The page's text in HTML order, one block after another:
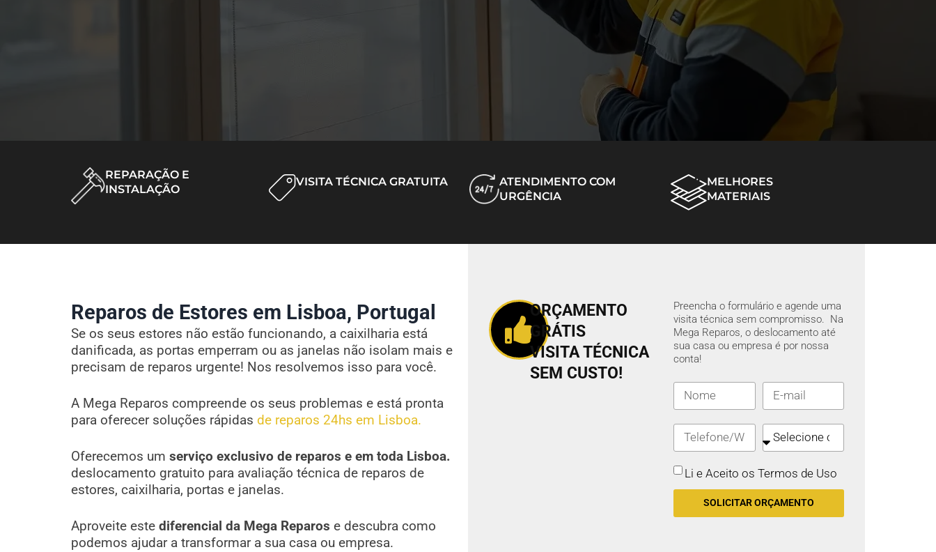
REPARAÇÃO E
INSTALAÇÃO
VISITA TÉCNICA GRATUITA
ATENDIMENTO COM
URGÊNCIA
MELHORES
MATERIAIS
Reparos de Estores em Lisboa, Portugal
Se os seus estores não estão funcionando, a caixilharia está
danificada, as portas emperram ou as janelas não isolam mais e
precisam de reparos urgente! Nos resolvemos isso para você.
A Mega Reparos compreende os seus problemas e está pronta
para oferecer soluções rápidas de reparos 24hs em Lisboa.
Oferecemos um serviço exclusivo de reparos e em toda Lisboa.
deslocamento gratuito para avaliação técnica de reparos de
estores, caixilharia, portas e janelas.
Aproveite este diferencial da Mega Reparos e descubra como
podemos ajudar a transformar a sua casa ou empresa.
ORÇAMENTO
GRÁTIS
VISITA TÉCNICA
SEM CUSTO!
Preencha o formulário e agende uma
visita técnica sem compromisso. Na
Mega Reparos, o deslocamento até
sua casa ou empresa é por nossa
conta!
Li e Aceito os Termos de Uso
SOLICITAR ORÇAMENTO